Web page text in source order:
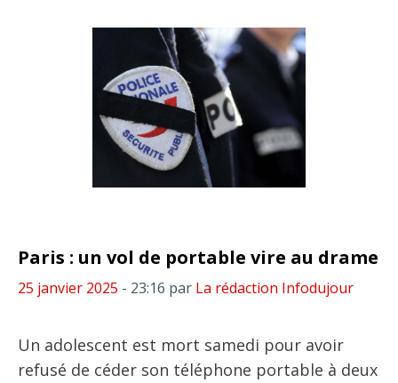
Paris : un vol de portable vire au drame
25 janvier 2025 - 23:16 par La rédaction Infodujour
Un adolescent est mort samedi pour avoir
refusé de céder son téléphone portable à deux